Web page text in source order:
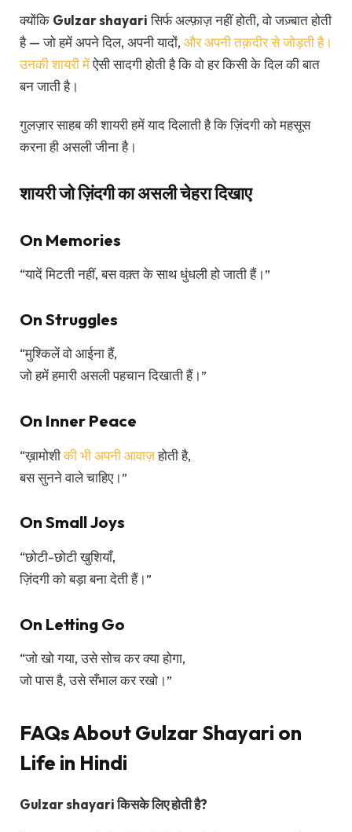
क्योंकि Gulzar shayariसिर्फ अल्फ़ाज़ नहीं होती, वो जज़्बात होती
है — जो हमें अपने दिल, अपनी यादों, और अपनी तक़दीर से जोड़ती है।
उनकी शायरी मेंऐसी सादगी होती है कि वो हर किसी के दिल की बात
बन जाती है।
गुलज़ार साहब की शायरी हमें याद दिलाती है कि ज़िंदगी को महसूस
करना ही असली जीना है।
शायरी जो ज़िंदगी का असली चेहरा दिखाए
On Memories
“यादें मिटती नहीं, बस वक़्त के साथ धुंधली हो जाती हैं।”
On Struggles
“मुश्किलें वो आईना हैं,
जो हमें हमारी असली पहचान दिखाती हैं।”
On Inner Peace
“ख़ामोशीकी भी अपनी आवाज़होती है,
बस सुनने वाले चाहिए।”
On Small Joys
“छोटी-छोटी खुशियाँ,
ज़िंदगी को बड़ा बना देती हैं।”
On Letting Go
“जो खो गया, उसे सोच कर क्या होगा,
जो पास है, उसे सँभाल कर रखो।”
FAQs About Gulzar Shayari on
Life in Hindi
Gulzar shayari किसके लिए होती है?